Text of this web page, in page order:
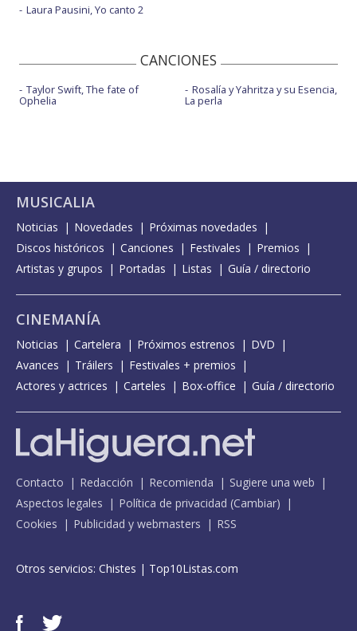
Laura Pausini, Yo canto 2
CANCIONES
Taylor Swift, The fate of
Ophelia
Rosalía y Yahritza y su Esencia,
La perla
MUSICALIA
Noticias Novedades
Próximas novedades
Discos históricos
Canciones Festivales
Premios
Artistas y grupos
Portadas Listas Guía / directorio
CINEMANÍA
Noticias Cartelera Próximos estrenos
DVD
Avances
Tráilers
Festivales + premios
Actores y actrices
Carteles Box-office Guía / directorio
Contacto Redacción Recomienda
Sugiere una web
Aspectos legales
Política de privacidad (Cambiar)
Cookies
Publicidad y webmasters RSS
Otros servicios: Chistes | Top10Listas.com